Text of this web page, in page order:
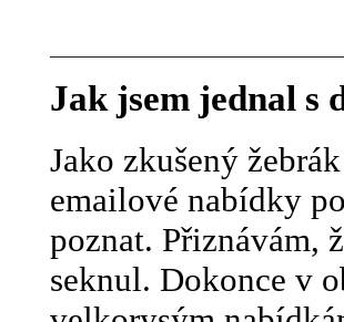
Jak jsem jednal s
Jako zkušený
emailové nabídky
poznat. Přiznávám,
seknul. Dokonce v